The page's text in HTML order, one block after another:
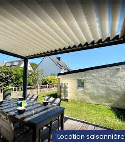
Location saisonnière